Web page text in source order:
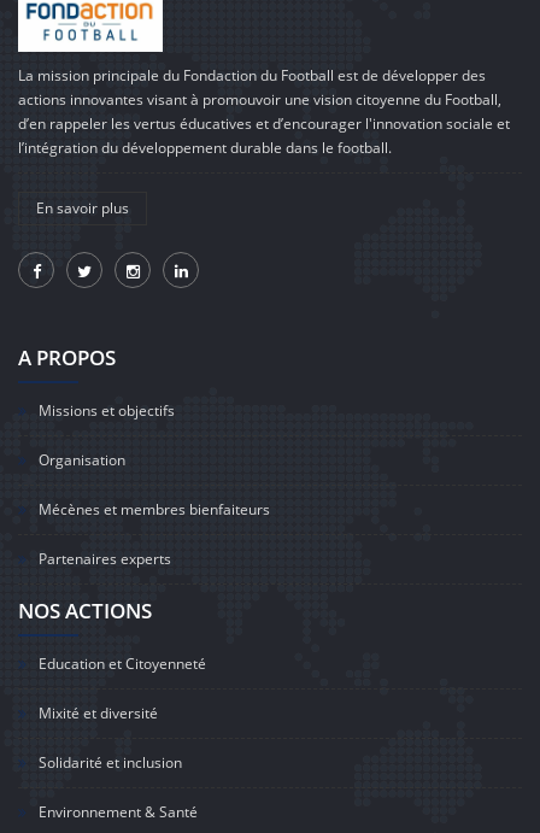
La mission principale du Fondaction du Football est de développer des
actions innovantes visant à promouvoir une vision citoyenne du Football,
d’en rappeler les vertus éducatives et d’encourager l'innovation sociale et
l’intégration du développement durable dans le football.
En savoir plus
A PROPOS
Missions et objectifs
Organisation
Mécènes et membres bienfaiteurs
Partenaires experts
NOS ACTIONS
Education et Citoyenneté
Mixité et diversité
Solidarité et inclusion
Environnement & Santé